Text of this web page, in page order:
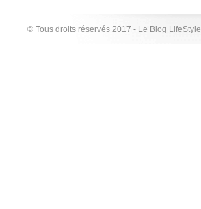
© Tous droits réservés 2017 - Le Blog LifeStyle